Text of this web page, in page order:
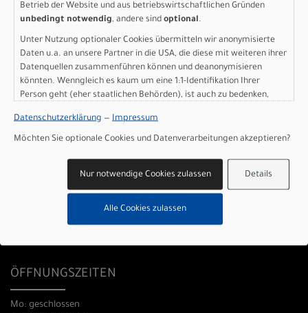
+39 0422420877
KONTAKT
Picocycles GbR
ÖFFNUNGSZEITEN
Mo: geschlossen
Betrieb der Website und aus betriebswirtschaftlichen Gründen
unbedingt notwendig, andere sind optional.
Unter Nutzung optionaler Cookies übermitteln wir anonymisierte
Daten u.a. an unsere Partner in die USA, die diese mit weiteren ihrer
Datenquellen zusammenführen können und deanonymisieren
könnten. Wenngleich es kaum um eine 1:1-Identifikation Ihrer
Person geht (eher staatlichen Behörden), ist auch zu bedenken,
sind wie bei uns in der Europäischen Union.
Datenschutzerklärung — Impressum
Möchten Sie optionale Cookies und Datenverarbeitungen akzeptieren?
Details
Nur notwendige Cookies zulassen
Alle Cookies zulassen